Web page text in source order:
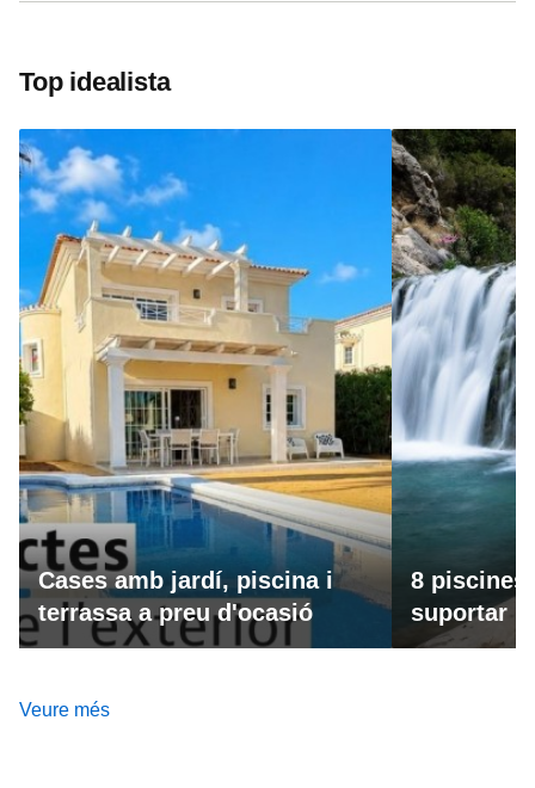
Top idealista
Cases amb jardí, piscina i
terrassa a preu d'ocasió
8 piscines
suportar
Veure més